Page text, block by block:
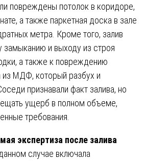
повреждены потолок в коридоре,
а также паркетная доска в зале
метра. Кроме того, залив
замыканию и выходу из строя
а также к повреждению
из МДФ, который разбух и
признавали факт залива, но
ущерб в полном объеме,
требования.
экспертиза после залива
случае включала